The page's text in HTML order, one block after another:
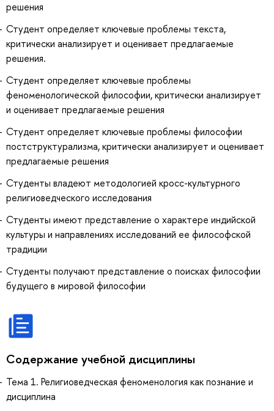
решения
Студент определяет ключевые проблемы текста,
критически анализирует и оценивает предлагаемые
решения.
Студент определяет ключевые проблемы
феноменологической философии, критически анализирует
и оценивает предлагаемые решения
Студент определяет ключевые проблемы философии
постструктурализма, критически анализирует и оценивает
предлагаемые решения
Студенты владеют методологией кросс-культурного
религиоведческого исследования
Студенты имеют представление о характере индийской
культуры и направлениях исследований ее философской
традиции
Студенты получают представление о поисках философии
будущего в мировой философии
Содержание учебной дисциплины
Тема 1. Религиоведческая феноменология как познание и
дисциплина